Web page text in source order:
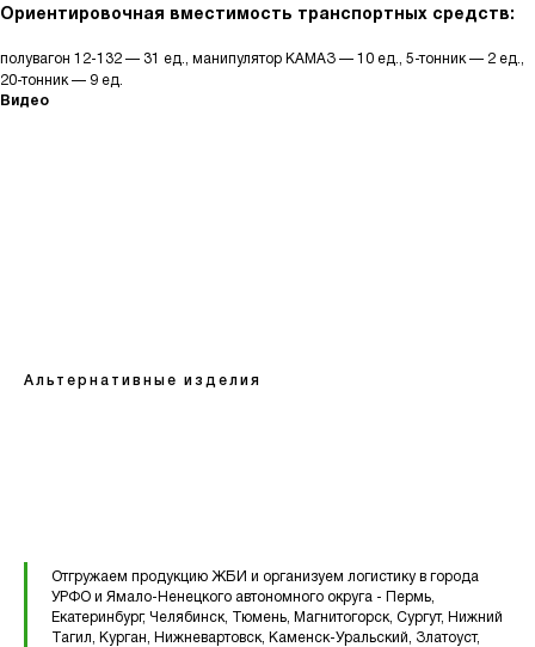
Ориентировочная вместимость транспортных средств:
полувагон 12-132 — 31 ед., манипулятор КАМАЗ — 10 ед., 5-тонник — 2 ед.,
20-тонник — 9 ед.
Видео
Альтернативные изделия
Отгружаем продукцию ЖБИ и организуем логистику в города
УРФО и Ямало-Ненецкого автономного округа - Пермь,
Екатеринбург, Челябинск, Тюмень, Магнитогорск, Сургут, Нижний
Тагил, Курган, Нижневартовск, Каменск-Уральский, Златоуст,
Перемычки железобетонные
Плиты перекрытия ПК
Перемычки полистиролбетонные